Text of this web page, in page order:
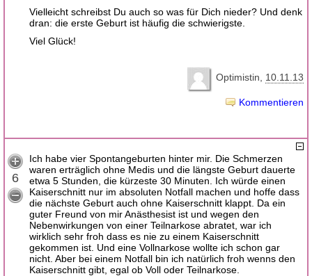
Vielleicht schreibst Du auch so was für Dich nieder? Und denk
dran: die erste Geburt ist häufig die schwierigste.
Viel Glück!
Optimistin 10.11.13
Kommentieren
6
Ich habe vier Spontangeburten hinter mir. Die Schmerzen
waren erträglich ohne Medis und die längste Geburt dauerte
etwa 5 Stunden, die kürzeste 30 Minuten. Ich würde einen
Kaiserschnitt nur im absoluten Notfall machen und hoffe dass
die nächste Geburt auch ohne Kaiserschnitt klappt. Da ein
guter Freund von mir Anästhesist ist und wegen den
Nebenwirkungen von einer Teilnarkose abratet, war ich
wirklich sehr froh dass es nie zu einem Kaiserschnitt
gekommen ist. Und eine Vollnarkose wollte ich schon gar
nicht. Aber bei einem Notfall bin ich natürlich froh wenns den
Kaiserschnitt gibt, egal ob Voll oder Teilnarkose.